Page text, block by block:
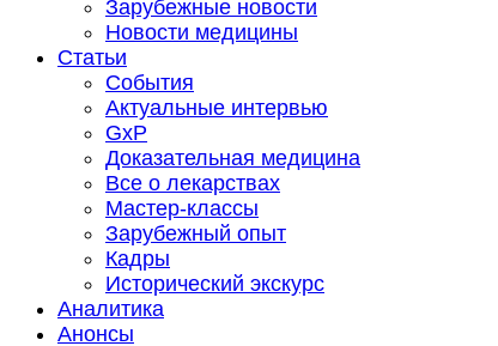
Зарубежные новости
Новости медицины
Статьи
События
Актуальные интервью
GxP
Доказательная медицина
Все о лекарствах
Мастер-классы
Зарубежный опыт
Кадры
Исторический экскурс
Аналитика
Анонсы